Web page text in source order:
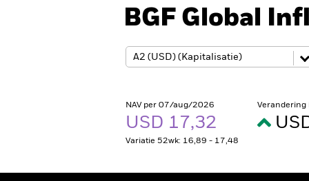
BGF Global
NAV per 07/aug/2026
USD 17,32
Variatie 52wk: 16,89 - 17,48
Verandering